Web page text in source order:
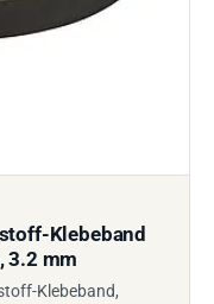
Klebeband
3.2 mm
Klebeband,